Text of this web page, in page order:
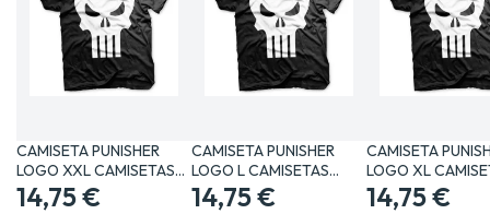
CAMISETA PUNISHER
LOGO XXL CAMISETAS
MANGA /…
14,75 €
CAMISETA PUNISHER
LOGO L CAMISETAS
MANGA /…
14,75 €
CAMISETA
LOGO XL
MANGA /…
14,75 €